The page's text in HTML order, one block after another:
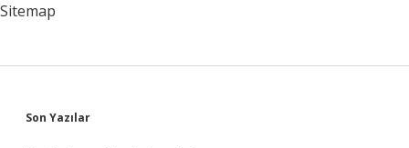
Sitemap
Sidebar
Son Yazılar